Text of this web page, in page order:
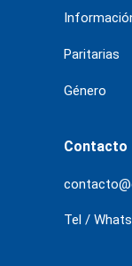
Paritarias
Género
Contacto
Tel /